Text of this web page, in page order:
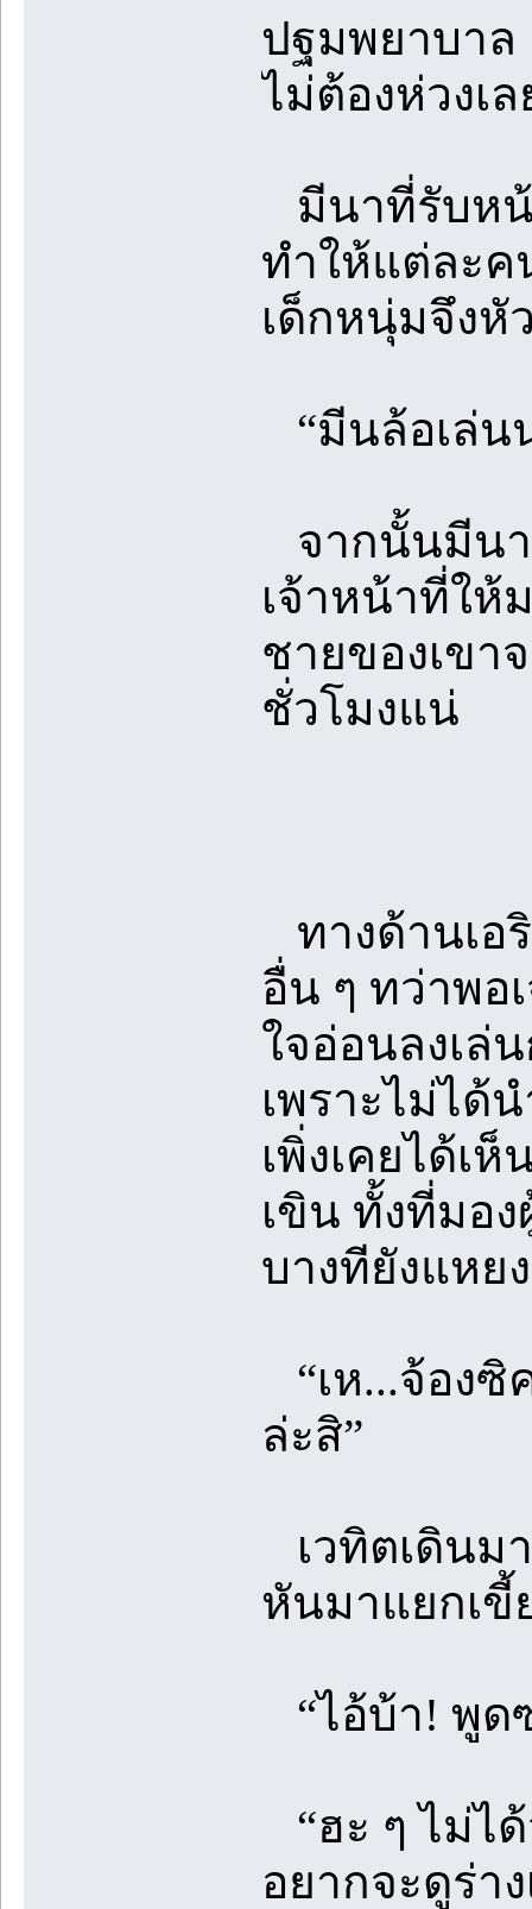
ปฐมพยาบาล
ไม่ต้องห่วงเ
มีนาที่รับหน้
ทำให้แต่ละค
เด็กหนุ่มจึงหั
“มีนล้อเล่น
จากนั้นมีนา
เจ้าหน้าที่ให้
ชายของเขา
ชั่วโมงแน่
ทางด้านเอ
อื่น ๆ ทว่าพอ
ใจอ่อนลงเล่
เพราะไม่ได้
เพิ่งเคยได้เ
เขิน ทั้งที่มอ
บางทียังแหย
“เห...จ้อง
ล่ะสิ”
เวทิตเดินม
หันมาแยกเขี้
“ไอ้บ้า! พูด
“ฮะ ๆ ไม่ไ
อยากจะดูร่า